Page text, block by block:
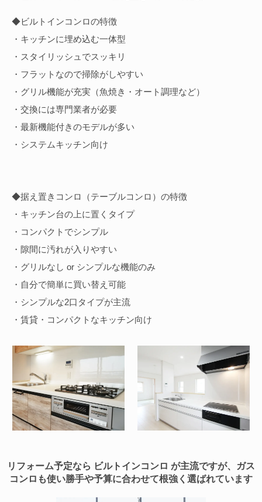
◆ビルトインコンロの特徴
・キッチンに埋め込む一体型
・スタイリッシュでスッキリ
・フラットなので掃除がしやすい
・グリル機能が充実（魚焼き・オート調理など）
・交換には専門業者が必要
・最新機能付きのモデルが多い
・システムキッチン向け
◆据え置きコンロ（テーブルコンロ）の特徴
・キッチン台の上に置くタイプ
・コンパクトでシンプル
・隙間に汚れが入りやすい
・グリルなし or シンプルな機能のみ
・自分で簡単に買い替え可能
・シンプルな2口タイプが主流
・賃貸・コンパクトなキッチン向け
リフォーム予定なら ビルトインコンロ が主流ですが、ガス
コンロも使い勝手や予算に合わせて根強く選ばれています